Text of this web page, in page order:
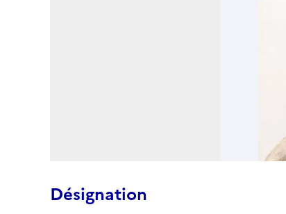
Désignation